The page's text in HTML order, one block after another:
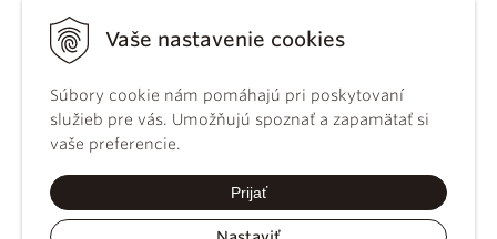
Vaše nastavenie cookies
Súbory cookie nám pomáhajú pri poskytovaní
služieb pre vás. Umožňujú spoznať a zapamätať si
vaše preferencie.
Prijať
KBS
kánonického
práva
Katechizmus